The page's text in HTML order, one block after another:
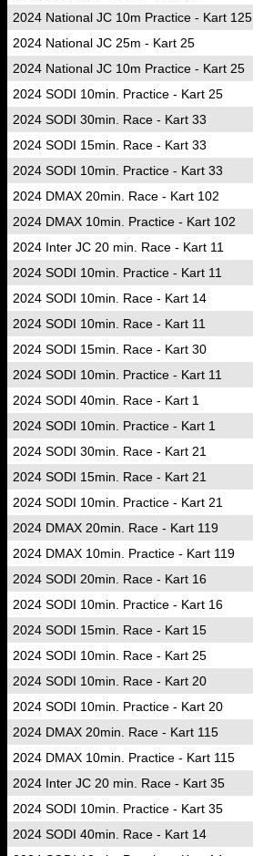
2024 National JC 10m Practice - Kart 125
2024 National JC 25m - Kart 25
2024 National JC 10m Practice - Kart 25
2024 SODI 10min. Practice - Kart 25
2024 SODI 30min. Race - Kart 33
2024 SODI 15min. Race - Kart 33
2024 SODI 10min. Practice - Kart 33
2024 DMAX 20min. Race - Kart 102
2024 DMAX 10min. Practice - Kart 102
2024 Inter JC 20 min. Race - Kart 11
2024 SODI 10min. Practice - Kart 11
2024 SODI 10min. Race - Kart 14
2024 SODI 10min. Race - Kart 11
2024 SODI 15min. Race - Kart 30
2024 SODI 10min. Practice - Kart 11
2024 SODI 40min. Race - Kart 1
2024 SODI 10min. Practice - Kart 1
2024 SODI 30min. Race - Kart 21
2024 SODI 15min. Race - Kart 21
2024 SODI 10min. Practice - Kart 21
2024 DMAX 20min. Race - Kart 119
2024 DMAX 10min. Practice - Kart 119
2024 SODI 20min. Race - Kart 16
2024 SODI 10min. Practice - Kart 16
2024 SODI 15min. Race - Kart 15
2024 SODI 10min. Race - Kart 25
2024 SODI 10min. Race - Kart 20
2024 SODI 10min. Practice - Kart 20
2024 DMAX 20min. Race - Kart 115
2024 DMAX 10min. Practice - Kart 115
2024 Inter JC 20 min. Race - Kart 35
2024 SODI 10min. Practice - Kart 35
2024 SODI 40min. Race - Kart 14